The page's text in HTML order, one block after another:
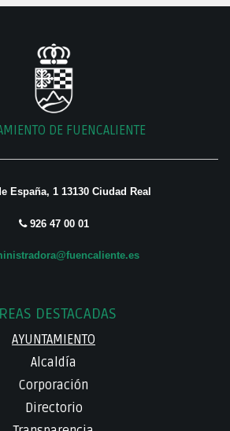
DE FUENCALIENTE
España, 1 13130 Ciudad Real
926 47 00 01
DESTACADAS
AYUNTAMIENTO
Alcaldía
Corporación
Directorio